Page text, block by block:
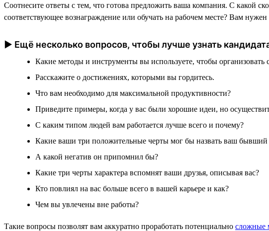
Соотнесите ответы с тем, что готова предложить ваша компания. С какой
соответствующее вознаграждение или обучать на рабочем месте? Вам
► Ещё несколько вопросов, чтобы лучше узнать
Какие методы и инструменты вы используете, чтобы организовать
Расскажите о достижениях, которыми вы гордитесь.
Что вам необходимо для максимальной продуктивности?
Приведите примеры, когда у вас были хорошие идеи, но
С каким типом людей вам работается лучше всего и почему?
Какие ваши три положительные черты мог бы назвать ваш бывший
А какой негатив он припомнил бы?
Какие три черты характера вспомнят ваши друзья, описывая вас?
Кто повлиял на вас больше всего в вашей карьере и как?
Чем вы увлечены вне работы?
Такие вопросы позволят вам аккуратно проработать потенциально сложные